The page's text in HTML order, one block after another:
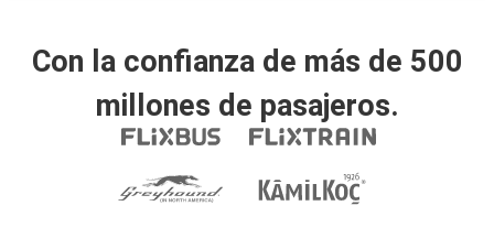
Con la confianza de más de 500
millones de pasajeros.